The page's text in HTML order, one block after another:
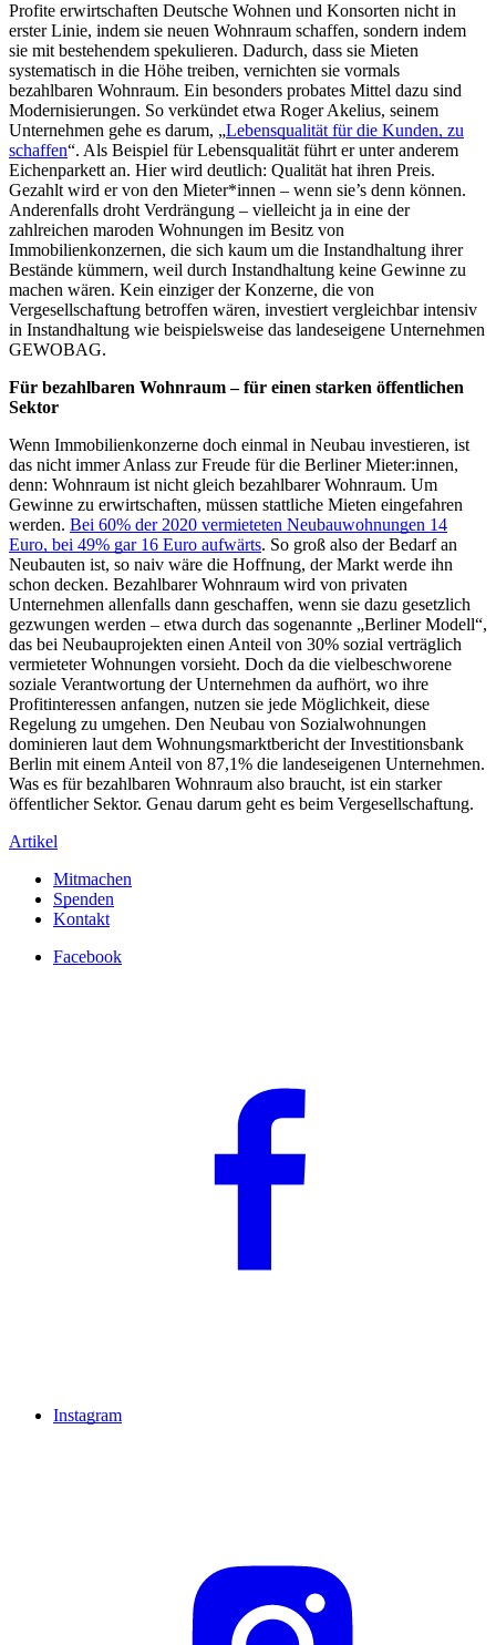
Profite erwirtschaften Deutsche Wohnen und Konsorten nicht in
erster Linie, indem sie neuen Wohnraum schaffen, sondern indem
sie mit bestehendem spekulieren. Dadurch, dass sie Mieten
systematisch in die Höhe treiben, vernichten sie vormals
bezahlbaren Wohnraum. Ein besonders probates Mittel dazu sind
Modernisierungen. So verkündet etwa Roger Akelius, seinem
Unternehmen gehe es darum, „Lebensqualität für die Kunden, zu
schaffen“. Als Beispiel für Lebensqualität führt er unter anderem
Eichenparkett an. Hier wird deutlich: Qualität hat ihren Preis.
Gezahlt wird er von den Mieter*innen – wenn sie’s denn können.
Anderenfalls droht Verdrängung – vielleicht ja in eine der
zahlreichen maroden Wohnungen im Besitz von
Immobilienkonzernen, die sich kaum um die Instandhaltung ihrer
Bestände kümmern, weil durch Instandhaltung keine Gewinne zu
machen wären. Kein einziger der Konzerne, die von
Vergesellschaftung betroffen wären, investiert vergleichbar intensiv
in Instandhaltung wie beispielsweise das landeseigene Unternehmen
GEWOBAG.
Für bezahlbaren Wohnraum – für einen starken öffentlichen
Sektor
Wenn Immobilienkonzerne doch einmal in Neubau investieren, ist
das nicht immer Anlass zur Freude für die Berliner Mieter:innen,
denn: Wohnraum ist nicht gleich bezahlbarer Wohnraum. Um
Gewinne zu erwirtschaften, müssen stattliche Mieten eingefahren
werden. Bei 60% der 2020 vermieteten Neubauwohnungen 14
Euro, bei 49% gar 16 Euro aufwärts. So groß also der Bedarf an
Neubauten ist, so naiv wäre die Hoffnung, der Markt werde ihn
schon decken. Bezahlbarer Wohnraum wird von privaten
Unternehmen allenfalls dann geschaffen, wenn sie dazu gesetzlich
gezwungen werden – etwa durch das sogenannte „Berliner Modell“,
das bei Neubauprojekten einen Anteil von 30% sozial verträglich
vermieteter Wohnungen vorsieht. Doch da die vielbeschworene
soziale Verantwortung der Unternehmen da aufhört, wo ihre
Profitinteressen anfangen, nutzen sie jede Möglichkeit, diese
Regelung zu umgehen. Den Neubau von Sozialwohnungen
dominieren laut dem Wohnungsmarktbericht der Investitionsbank
Berlin mit einem Anteil von 87,1% die landeseigenen Unternehmen.
Was es für bezahlbaren Wohnraum also braucht, ist ein starker
öffentlicher Sektor. Genau darum geht es beim Vergesellschaftung.
Artikel
Mitmachen
Spenden
Kontakt
Facebook
Instagram